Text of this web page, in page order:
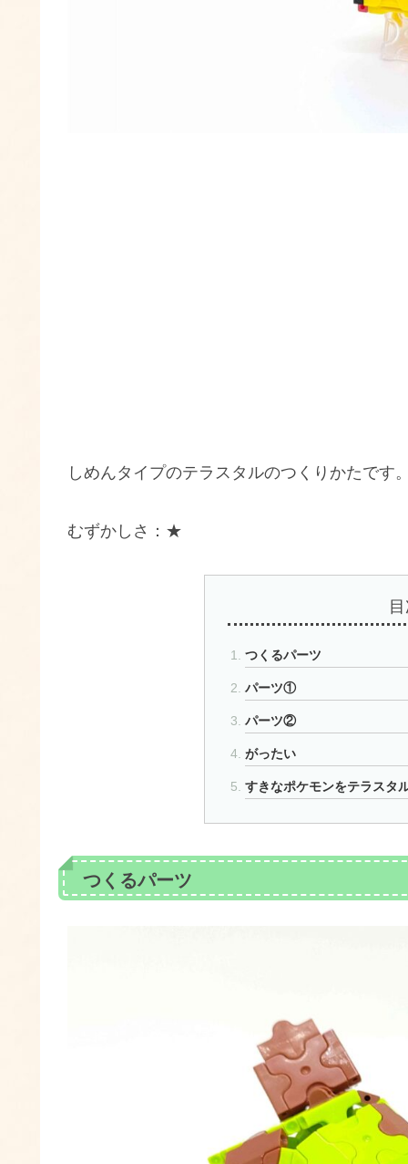
しめんタイプのテラスタルのつくりかたです
むずかしさ：★
つくるパーツ
パーツ①
パーツ②
がったい
すきなポケモンをテラスタ
つくるパーツ